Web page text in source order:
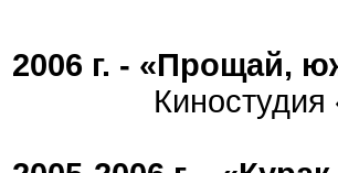
2006 г. - «Прощай,
Киностудия